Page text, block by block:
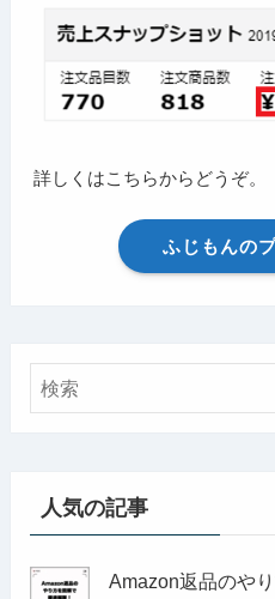
詳しくはこちらからどうぞ。
ふじもんの
人気の記事
Amazon返品のや